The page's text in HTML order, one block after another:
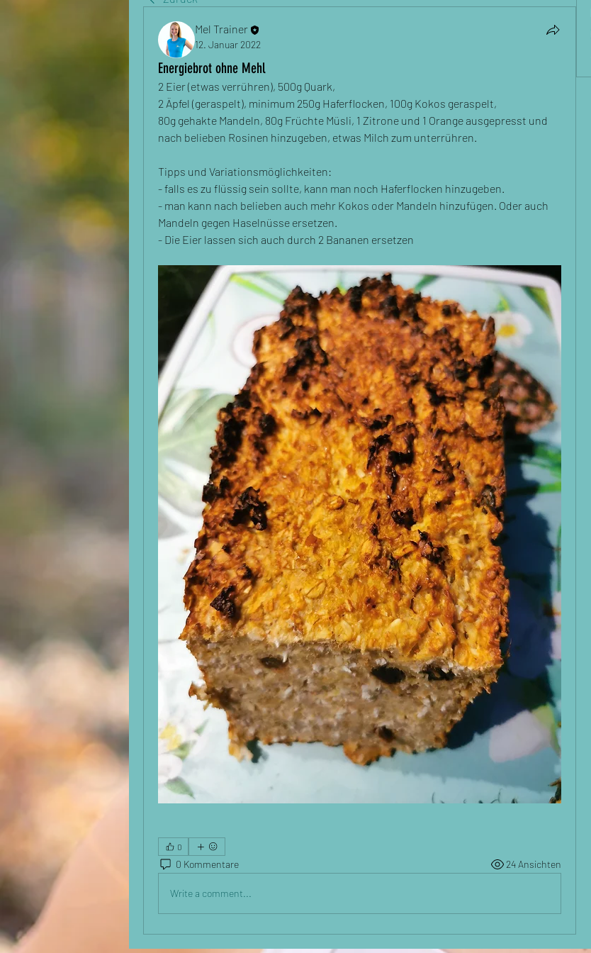
Mel Trainer
12. Januar 2022
Energiebrot ohne Mehl
2 Eier (etwas verrühren), 500g Quark,
2 Äpfel (geraspelt), minimum 250g Haferflocken, 100g Kokos geraspelt,
80g gehakte Mandeln, 80g Früchte Müsli, 1 Zitrone und 1 Orange ausgepresst und
nach belieben Rosinen hinzugeben, etwas Milch zum unterrühren.
Tipps und Variationsmöglichkeiten:
- falls es zu flüssig sein sollte, kann man noch Haferflocken hinzugeben.
- man kann nach belieben auch mehr Kokos oder Mandeln hinzufügen. Oder auch
Mandeln gegen Haselnüsse ersetzen.
- Die Eier lassen sich auch durch 2 Bananen ersetzen
0
0 Kommentare 24 Ansichten
Write a comment...